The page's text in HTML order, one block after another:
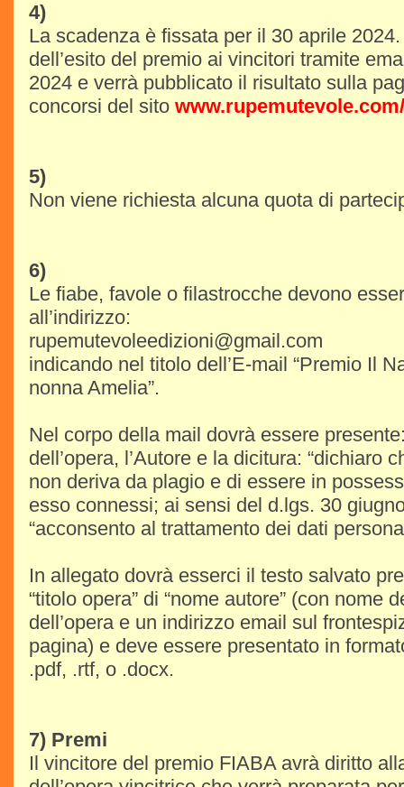
4)
La scadenza è fissata per il 30 aprile
dell’esito del premio ai vincitori tramite
2024 e verrà pubblicato il risultato sulla
concorsi del sito
5)
Non viene richiesta alcuna quota di
6)
Le fiabe, favole o filastrocche devono
all’indirizzo:
rupemutevoleedizioni@gmail.com
indicando nel titolo dell’E-mail “Premio Il
nonna Amelia”.
Nel corpo della mail dovrà essere
dell’opera, l’Autore e la dicitura: “dichiaro
non deriva da plagio e di essere in
esso connessi; ai sensi del d.lgs. 30
“acconsento al trattamento dei dati
In allegato dovrà esserci il testo salvato
“titolo opera” di “nome autore” (con nome
dell’opera e un indirizzo email sul
pagina) e deve essere presentato in
.pdf, .rtf, o .docx.
7) Premi
Il vincitore del premio FIABA avrà diritto